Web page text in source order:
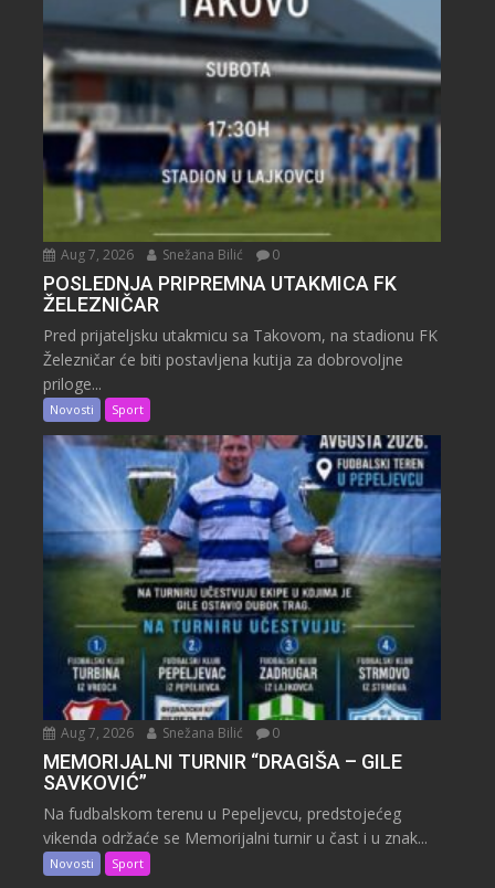
Aug 7, 2026 Snežana Bilić 0
POSLEDNJA PRIPREMNA UTAKMICA FK
ŽELEZNIČAR
Pred prijateljsku utakmicu sa Takovom, na stadionu FK
Železničar će biti postavljena kutija za dobrovoljne
priloge...
Novosti Sport
Aug 7, 2026 Snežana Bilić 0
MEMORIJALNI TURNIR “DRAGIŠA – GILE
SAVKOVIĆ”
Na fudbalskom terenu u Pepeljevcu, predstojećeg
vikenda održaće se Memorijalni turnir u čast i u znak...
Novosti Sport